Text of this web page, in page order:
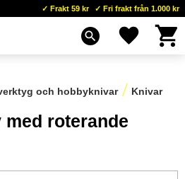
Frakt 59 kr Fri frakt från 1.000 kr
search Favoriter
och hobbyknivar Knivar
roterande